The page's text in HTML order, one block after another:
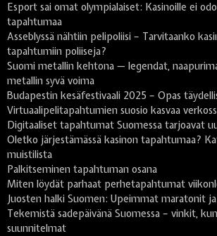
Esport sai omat olympialaiset: Kasinoille ei
tapahtumaa
Asseblyssä nähtiin pelipoliisi – Tarvitaanko
tapahtumiin poliiseja?
Suomi metallin kehtona — legendat,
metallin syvä voima
Budapestin kesäfestivaali 2025 – Opas
Virtuaalipelitapahtumien suosio kasvaa
Digitaaliset tapahtumat Suomessa tarjoavat
Oletko järjestämässä kasinon tapahtumaa?
muistilista
Palkitseminen tapahtuman osana
Miten löydät parhaat perhetapahtumat
Juosten halki Suomen: Upeimmat maratonit
Tekemistä sadepäivänä Suomessa – vinkit,
suunnitelmat